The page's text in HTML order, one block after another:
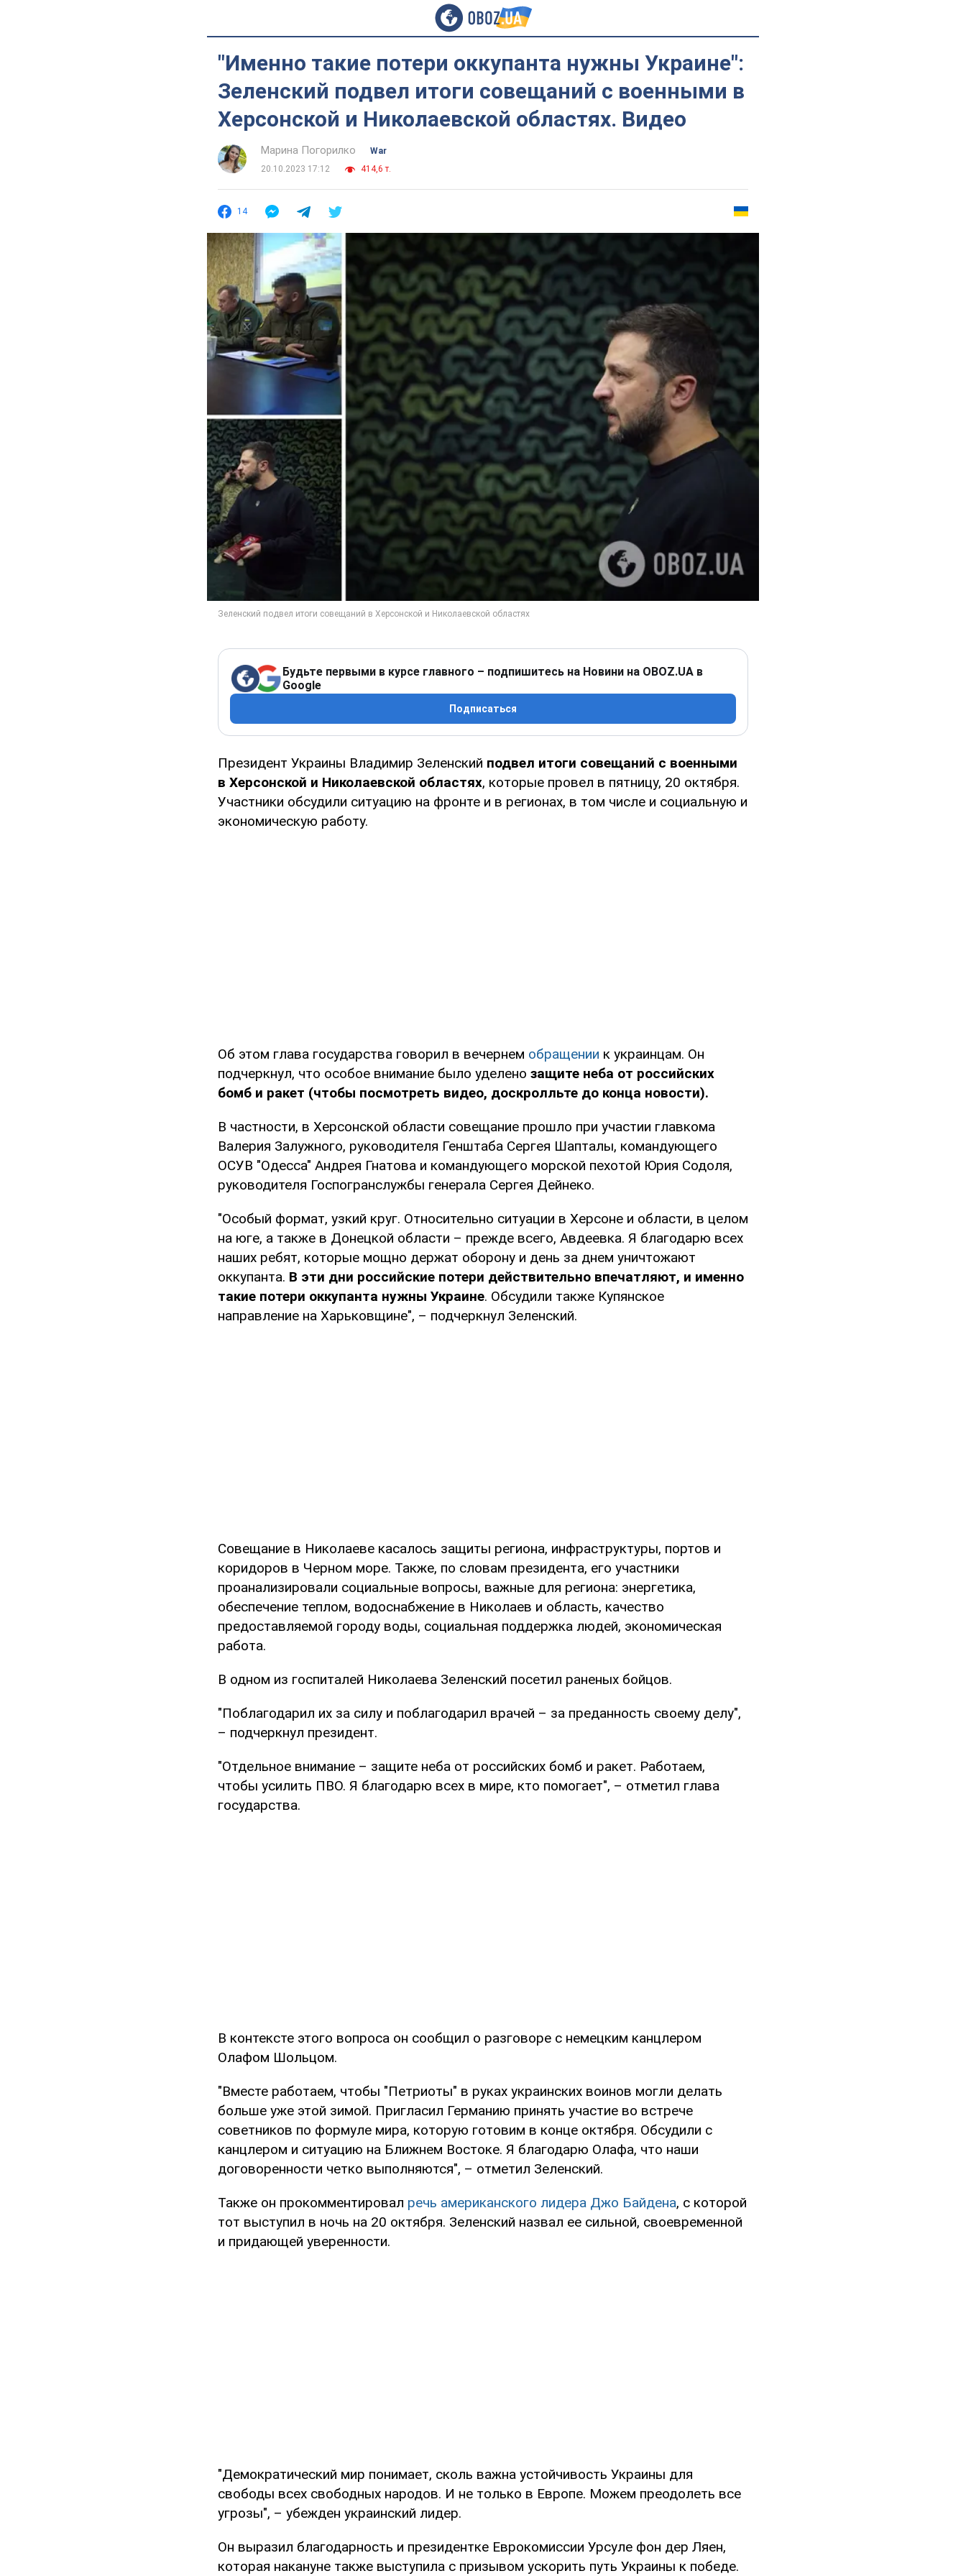
"Именно такие потери оккупанта нужны Украине":
Зеленский подвел итоги совещаний с военными в
Херсонской и Николаевской областях. Видео
Марина Погорилко
War
20.10.2023 17:12
414,6 т.
14
Будьте первыми в курсе главного – подпишитесь на Новини на OBOZ.UA в
Google
Подписаться
Президент Украины Владимир Зеленский подвел итоги совещаний с военными
в Херсонской и Николаевской областях, которые провел в пятницу, 20 октября.
Участники обсудили ситуацию на фронте и в регионах, в том числе и социальную и
экономическую работу.
Об этом глава государства говорил в вечернем обращении к украинцам. Он
подчеркнул, что особое внимание было уделено защите неба от российских
бомб и ракет (чтобы посмотреть видео, доскролльте до конца новости).
В частности, в Херсонской области совещание прошло при участии главкома
Валерия Залужного, руководителя Генштаба Сергея Шапталы, командующего
ОСУВ "Одесса" Андрея Гнатова и командующего морской пехотой Юрия Содоля,
руководителя Госпогранслужбы генерала Сергея Дейнеко.
"Особый формат, узкий круг. Относительно ситуации в Херсоне и области, в целом
на юге, а также в Донецкой области – прежде всего, Авдеевка. Я благодарю всех
наших ребят, которые мощно держат оборону и день за днем уничтожают
оккупанта. В эти дни российские потери действительно впечатляют, и именно
такие потери оккупанта нужны Украине. Обсудили также Купянское
направление на Харьковщине", – подчеркнул Зеленский.
Совещание в Николаеве касалось защиты региона, инфраструктуры, портов и
коридоров в Черном море. Также, по словам президента, его участники
проанализировали социальные вопросы, важные для региона: энергетика,
обеспечение теплом, водоснабжение в Николаев и область, качество
предоставляемой городу воды, социальная поддержка людей, экономическая
работа.
В одном из госпиталей Николаева Зеленский посетил раненых бойцов.
"Поблагодарил их за силу и поблагодарил врачей – за преданность своему делу",
– подчеркнул президент.
"Отдельное внимание – защите неба от российских бомб и ракет. Работаем,
чтобы усилить ПВО. Я благодарю всех в мире, кто помогает", – отметил глава
государства.
В контексте этого вопроса он сообщил о разговоре с немецким канцлером
Олафом Шольцом.
"Вместе работаем, чтобы "Петриоты" в руках украинских воинов могли делать
больше уже этой зимой. Пригласил Германию принять участие во встрече
советников по формуле мира, которую готовим в конце октября. Обсудили с
канцлером и ситуацию на Ближнем Востоке. Я благодарю Олафа, что наши
договоренности четко выполняются", – отметил Зеленский.
Также он прокомментировал речь американского лидера Джо Байдена, с которой
тот выступил в ночь на 20 октября. Зеленский назвал ее сильной, своевременной
и придающей уверенности.
"Демократический мир понимает, сколь важна устойчивость Украины для
свободы всех свободных народов. И не только в Европе. Можем преодолеть все
угрозы", – убежден украинский лидер.
Он выразил благодарность и президентке Еврокомиссии Урсуле фон дер Ляен,
которая накануне также выступила с призывом ускорить путь Украины к победе.